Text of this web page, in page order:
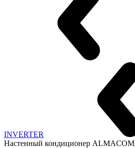
INVERTER
Настенный кондиционер ALMACOM